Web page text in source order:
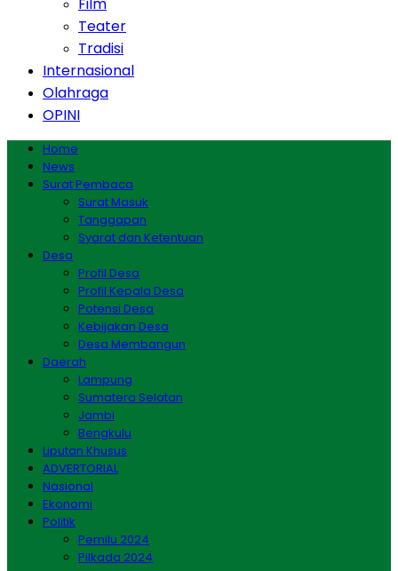
Teater
Tradisi
Internasional
Olahraga
OPINI
Home
News
Surat Pembaca
Surat Masuk
Tanggapan
Syarat dan Ketentuan
Desa
Profil Desa
Profil Kepala Desa
Potensi Desa
Kebijakan Desa
Desa Membangun
Daerah
Lampung
Sumatera Selatan
Jambi
Bengkulu
Liputan Khusus
ADVERTORIAL
Nasional
Ekonomi
Politik
Pemilu 2024
Pilkada 2024